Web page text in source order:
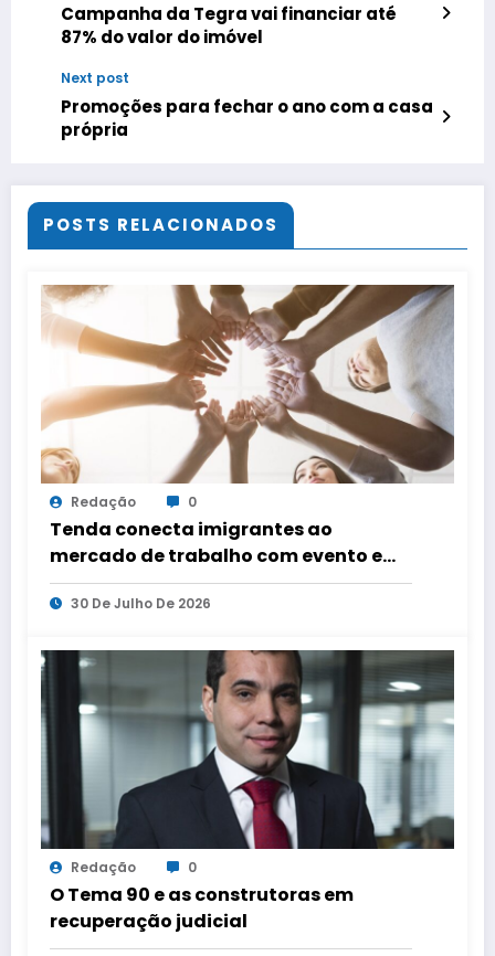
Campanha da Tegra vai financiar até
87% do valor do imóvel
Next post
Promoções para fechar o ano com a casa
própria
POSTS RELACIONADOS
Redação 0
Tenda conecta imigrantes ao
mercado de trabalho com evento em
três capitais
30 De Julho De 2026
Redação 0
O Tema 90 e as construtoras em
recuperação judicial